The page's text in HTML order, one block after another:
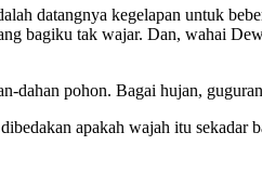
datangnya kegelapan untuk
bagiku tak wajar. Dan, wahai
dahan pohon. Bagai hujan,
apakah wajah itu sekadar